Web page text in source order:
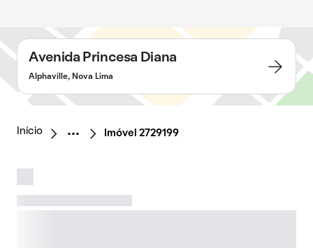
Avenida Princesa Diana
Alphaville, Nova Lima
Início Imóvel 2729199